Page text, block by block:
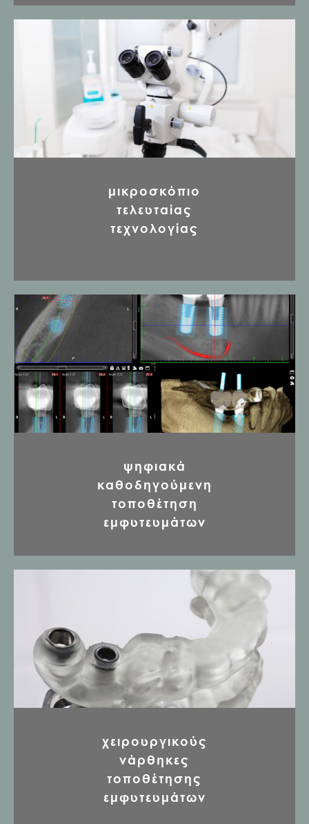
μικροσκόπιο
τελευταίας
τεχνολογίας
ψηφιακά
καθοδηγούμενη
τοποθέτηση
εμφυτευμάτων
χειρουργικούς
νάρθηκες
τοποθέτησης
εμφυτευμάτων